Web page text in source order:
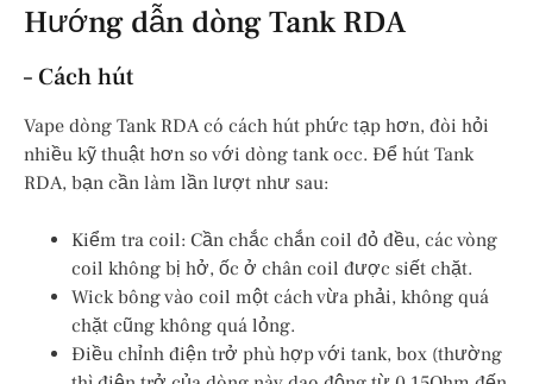
Hướng dẫn dòng Tank RDA
– Cách hút
Vape dòng Tank RDA có cách hút phức tạp hơn, đòi hỏi
nhiều kỹ thuật hơn so với dòng tank occ. Để hút Tank
RDA, bạn cần làm lần lượt như sau:
Kiểm tra coil: Cần chắc chắn coil đỏ đều, các vòng
coil không bị hở, ốc ở chân coil được siết chặt.
Wick bông vào coil một cách vừa phải, không quá
chặt cũng không quá lỏng.
Điều chỉnh điện trở phù hợp với tank, box (thường